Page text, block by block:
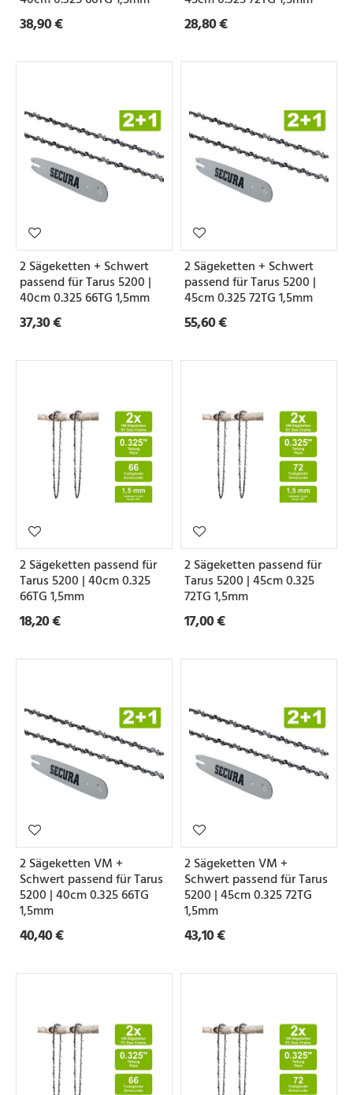
38,90 € 28,80 €
2 Sägeketten + Schwert
passend für Tarus 5200 |
40cm 0.325 66TG 1,5mm
37,30 €
2 Sägeketten + Schwert
passend für Tarus 5200 |
45cm 0.325 72TG 1,5mm
55,60 €
2 Sägeketten passend für
Tarus 5200 | 40cm 0.325
66TG 1,5mm
18,20 €
2 Sägeketten passend für
Tarus 5200 | 45cm 0.325
72TG 1,5mm
17,00 €
2 Sägeketten VM +
Schwert passend für Tarus
5200 | 40cm 0.325 66TG
1,5mm
40,40 €
2 Sägeketten VM +
Schwert passend für Tarus
5200 | 45cm 0.325 72TG
1,5mm
43,10 €
t